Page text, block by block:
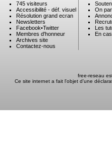
745 visiteurs
Accessibilité - déf. visuel
Résolution grand ecran
Newsletters
Facebook•Twitter
Membres d'honneur
Archives site
Contactez-nous
On
Les
En
free-reseau
Ce site internet a fait l'objet d'une